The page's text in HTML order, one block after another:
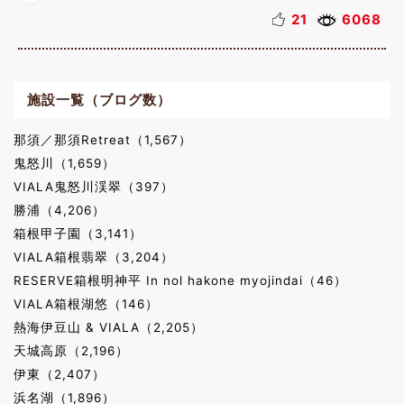
21 6068
施設一覧（ブログ数）
那須／那須Retreat（1,567）
鬼怒川（1,659）
VIALA鬼怒川渓翠（397）
勝浦（4,206）
箱根甲子園（3,141）
VIALA箱根翡翠（3,204）
RESERVE箱根明神平 In nol hakone myojindai（46）
VIALA箱根湖悠（146）
熱海伊豆山 & VIALA（2,205）
天城高原（2,196）
伊東（2,407）
浜名湖（1,896）